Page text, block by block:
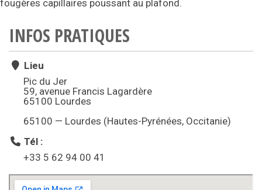
fougères capillaires poussant au plafond.
INFOS PRATIQUES
Lieu
Pic du Jer
59, avenue Francis Lagardère
65100 Lourdes
65100 — Lourdes (Hautes-Pyrénées, Occitanie)
Tél :
+33 5 62 94 00 41